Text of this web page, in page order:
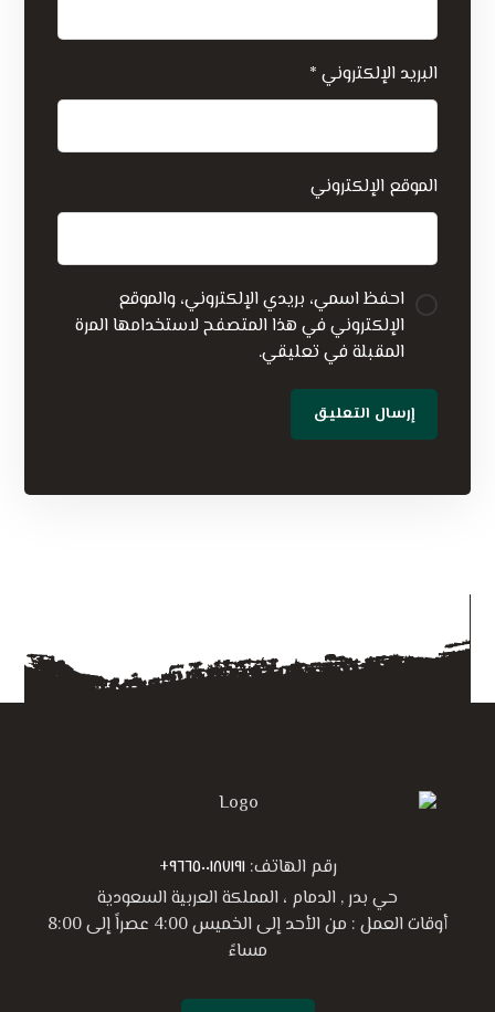
البريد الإلكتروني *
الموقع الإلكتروني
احفظ اسمي، بريدي الإلكتروني، والموقع
الإلكتروني في هذا المتصفح لاستخدامها المرة
المقبلة في تعليقي.
رقم الهاتف:٩٦٦٥٠٠١٨٧١٩١+
حي بدر , الدمام ، المملكة العربية السعودية
أوقات العمل : من الأحد إلى الخميس 4:00 عصراً إلى 8:00
مساءً